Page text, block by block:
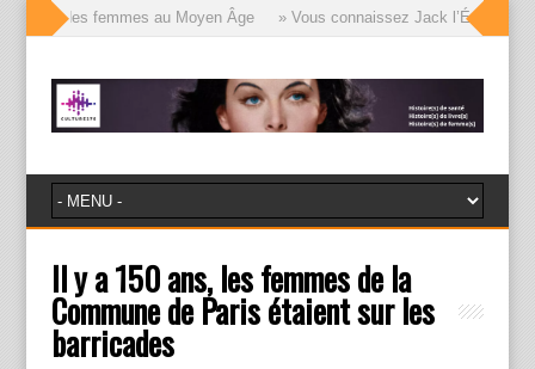
des femmes au Moyen Âge » Vous connaissez Jack l’Éventreur,
Il y a 150 ans, les femmes de la
Commune de Paris étaient sur les
barricades